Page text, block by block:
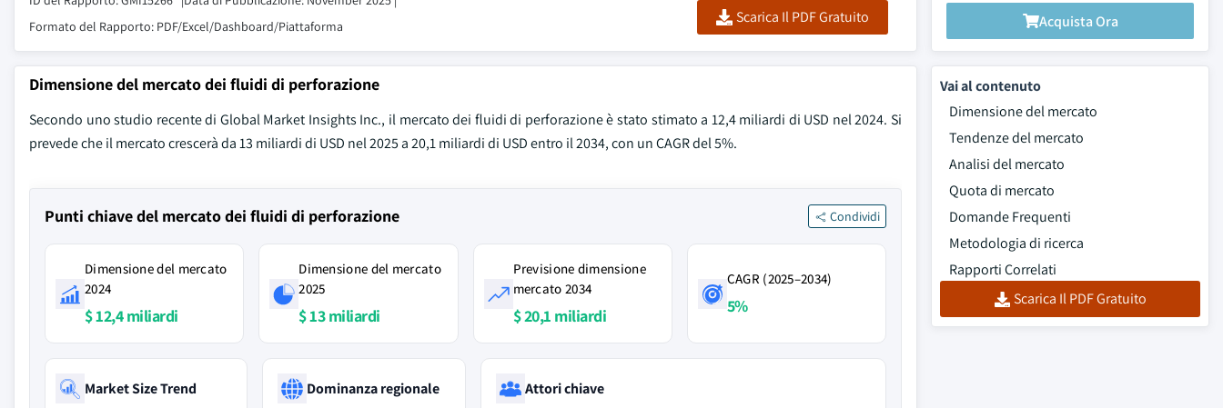
Formato del Rapporto: PDF/Excel/Dashboard/Piattaforma
Scarica Il PDF Gratuito Acquista Ora
Dimensione del mercato dei fluidi di perforazione
Secondo uno studio recente di Global Market Insights Inc., il mercato dei fluidi di perforazione è stato stimato a 12,4 miliardi di USD nel 2024. Si
prevede che il mercato crescerà da 13 miliardi di USD nel 2025 a 20,1 miliardi di USD entro il 2034, con un CAGR del 5%.
Punti chiave del mercato dei fluidi di perforazione Condividi
Dimensione del mercato
2024
$ 12,4 miliardi
Dimensione del mercato
2025
$ 13 miliardi
Previsione dimensione
mercato 2034
$ 20,1 miliardi
CAGR (2025–2034)
5%
Market Size Trend
Dominanza regionale
Attori chiave
Vai al contenuto
Dimensione del mercato
Tendenze del mercato
Analisi del mercato
Quota di mercato
Domande Frequenti
Metodologia di ricerca
Rapporti Correlati
Scarica Il PDF Gratuito